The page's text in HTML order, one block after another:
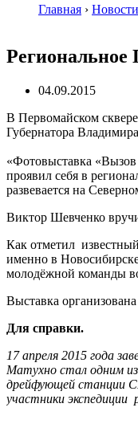
Главная › Новости
Региональное
04.09.2015
В Первомайском
Губернатора
«Фотовыставка
проявил себя в
развевается на
Виктор Шевченко
Как отметил
именно в
молодёжной команды
Выставка
Для справки.
17 апреля 2015 года
Матухно стал одним из
дрейфующей станции
участники экспедиции